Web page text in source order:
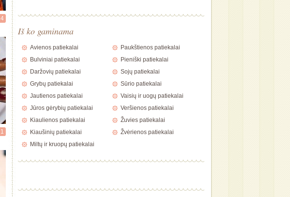
4
1
Iš ko gaminama
Avienos patiekalai
Bulviniai patiekalai
Daržovių patiekalai
Grybų patiekalai
Jautienos patiekalai
Jūros gėrybių patiekalai
Kiaulienos patiekalai
Kiaušinių patiekalai
Miltų ir kruopų patiekalai
Paukštienos patiekalai
Pieniški patiekalai
Sojų patiekalai
Sūrio patiekalai
Vaisių ir uogų patiekalai
Veršienos patiekalai
Žuvies patiekalai
Žvėrienos patiekalai